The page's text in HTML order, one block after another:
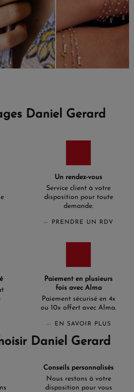
Daniel Gerard
Un rendez-vous
Service client à votre
disposition pour toute
demande.
PRENDRE UN RDV
Paiement en plusieurs
fois avec Alma
Paiement sécurisé en 4x
ou 10x offert avec Alma.
EN SAVOIR PLUS
Daniel Gerard
Conseils personnalisés
Nous restons à votre
disposition pour vous